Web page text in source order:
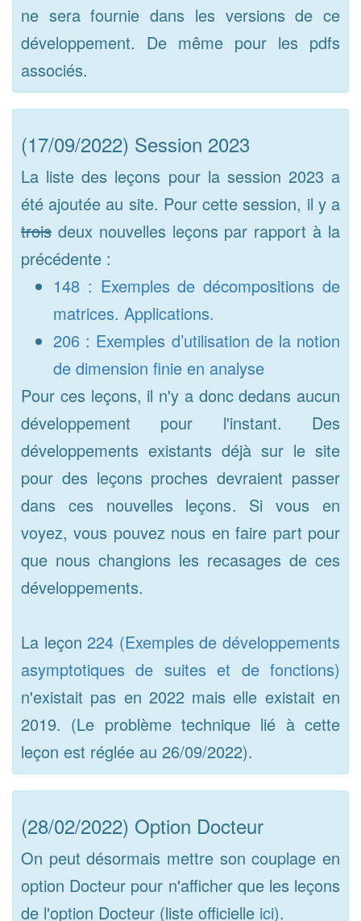
ne sera fournie dans les versions de ce
développement. De même pour les pdfs
associés.
(17/09/2022) Session 2023
La liste des leçons pour la session 2023 a
été ajoutée au site. Pour cette session, il y a
trois deux nouvelles leçons par rapport à la
précédente :
148 : Exemples de décompositions de
matrices. Applications.
206 : Exemples d’utilisation de la notion
de dimension finie en analyse
Pour ces leçons, il n'y a donc dedans aucun
développement pour l'instant. Des
développements existants déjà sur le site
pour des leçons proches devraient passer
dans ces nouvelles leçons. Si vous en
voyez, vous pouvez nous en faire part pour
que nous changions les recasages de ces
développements.
La leçon224 (Exemples de développements
asymptotiques de suites et de fonctions)
n'existait pas en 2022 mais elle existait en
2019. (Le problème technique lié à cette
leçon est réglée au 26/09/2022).
(28/02/2022) Option Docteur
On peut désormais mettre son couplage en
option Docteur pour n'afficher que les leçons
de l'option Docteur (liste officielle ici).